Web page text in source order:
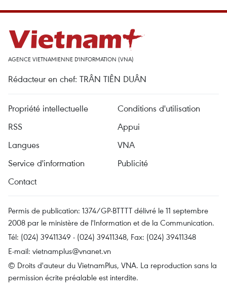
AGENCE VIETNAMIENNE D'INFORMATION (VNA)
Rédacteur en chef: TRÂN TIÊN DUÂN
Propriété intellectuelle
Conditions d'utilisation
RSS
Appui
Langues
VNA
Service d'information
Publicité
Contact
Permis de publication: 1374/GP-BTTTT délivré le 11 septembre
2008 par le ministère de l'Information et de la Communication.
Tél: (024) 39411349 - (024) 39411348, Fax: (024) 39411348
E-mail: vietnamplus@vnanet.vn
© Droits d'auteur du VietnamPlus, VNA. La reproduction sans la
permission écrite préalable est interdite.